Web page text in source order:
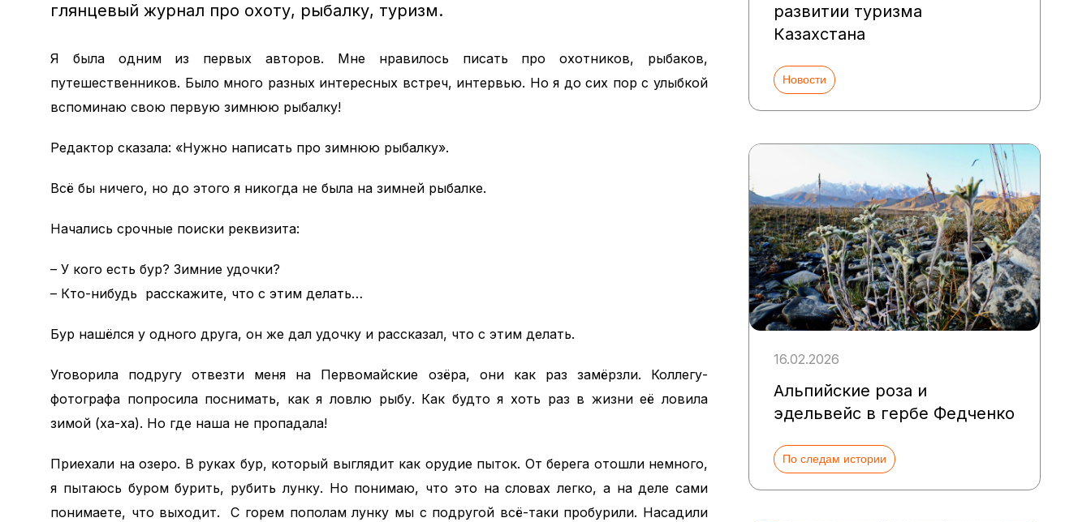
глянцевый журнал про охоту, рыбалку, туризм.
Я была одним из первых авторов. Мне нравилось писать про охотников, рыбаков,
путешественников. Было много разных интересных встреч, интервью. Но я до сих пор с улыбкой
вспоминаю свою первую зимнюю рыбалку!
Редактор сказала: «Нужно написать про зимнюю рыбалку».
Всё бы ничего, но до этого я никогда не была на зимней рыбалке.
Начались срочные поиски реквизита:
– У кого есть бур? Зимние удочки?
– Кто-нибудь расскажите, что с этим делать…
Бур нашёлся у одного друга, он же дал удочку и рассказал, что с этим делать.
Уговорила подругу отвезти меня на Первомайские озёра, они как раз замёрзли. Коллегу-
фотографа попросила поснимать, как я ловлю рыбу. Как будто я хоть раз в жизни её ловила
зимой (ха-ха). Но где наша не пропадала!
Приехали на озеро. В руках бур, который выглядит как орудие пыток. От берега отошли немного,
я пытаюсь буром бурить, рубить лунку. Но понимаю, что это на словах легко, а на деле сами
понимаете, что выходит. С горем пополам лунку мы с подругой всё-таки пробурили. Насадили
развитии туризма
Казахстана
Новости
16.02.2026
Альпийские роза и
эдельвейс в гербе Федченко
По следам истории